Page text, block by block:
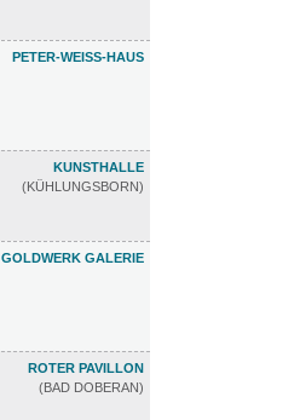
PETER-WEISS-HAUS
KUNSTHALLE
(KÜHLUNGSBORN)
GOLDWERK GALERIE
ROTER PAVILLON
(BAD DOBERAN)